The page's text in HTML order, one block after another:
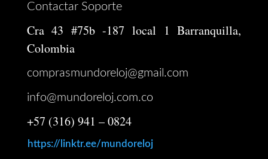
Contactar Soporte
Cra 43 #75b -187 local 1 Barranquilla,
Colombia
comprasmundoreloj@gmail.com
info@mundoreloj.com.co
+57 (316) 941 – 0824
https://linktr.ee/mundoreloj